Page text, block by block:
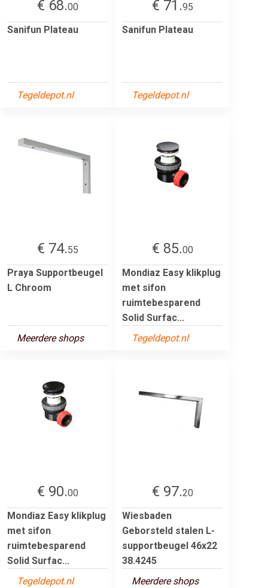
€ 68.00
Sanifun Plateau
Tegeldepot.nl
€ 71.95
Sanifun Plateau
Tegeldepot.nl
€ 74.55
Praya Supportbeugel
L Chroom
Meerdere shops
€ 85.00
Mondiaz Easy klikplug
met sifon
ruimtebesparend
Solid Surfac...
Tegeldepot.nl
€ 90.00
Mondiaz Easy klikplug
met sifon
ruimtebesparend
Solid Surfac...
Tegeldepot.nl
€ 97.20
Wiesbaden
Geborsteld stalen L-
supportbeugel 46x22
38.4245
Meerdere shops